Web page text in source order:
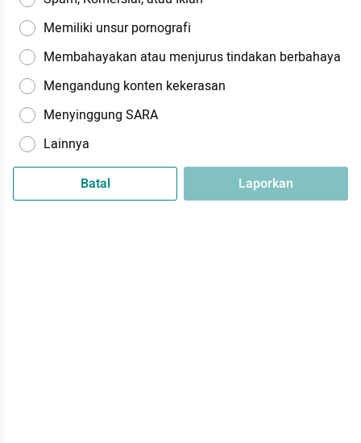
Memiliki unsur pornografi
Membahayakan atau menjurus tindakan berbahaya
Mengandung konten kekerasan
Menyinggung SARA
Lainnya
Batal Laporkan